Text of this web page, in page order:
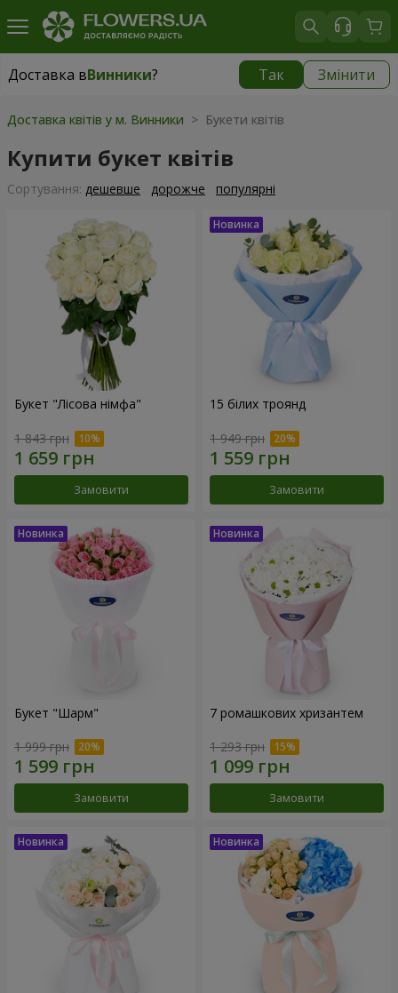
Доставка вВинники? Так Змінити
Доставка вВинники|
Доставка квітів у м. Винники > Букети квітів
Купити букет квітів
Сортування: дешевше дорожче популярні
Букет "Лісова німфа"
1 843 грн
Замовити
15 білих троянд
1 949 грн
Замовити
Букет "Шарм"
1 999 грн
Замовити
7 ромашкових хризантем
1 293 грн
Замовити